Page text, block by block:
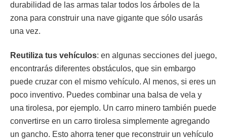
durabilidad de las armas talar todos los árboles de la
zona para construir una nave gigante que sólo usarás
una vez.
Reutiliza tus vehículos: en algunas secciones del juego,
encontrarás diferentes obstáculos, que sin embargo
puede cruzar con el mismo vehículo. Al menos, si eres un
poco inventivo. Puedes combinar una balsa de vela y
una tirolesa, por ejemplo. Un carro minero también puede
convertirse en un carro tirolesa simplemente agregando
un gancho. Esto ahorra tener que reconstruir un vehículo